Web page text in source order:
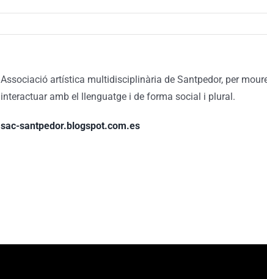
Associació artística multidisciplinària de Santpedor, per
interactuar amb el llenguatge i de forma social i plural.
sac-santpedor.blogspot.com.es